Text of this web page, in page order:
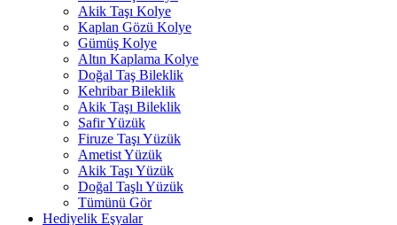
Akik Taşı Kolye
Kaplan Gözü Kolye
Gümüş Kolye
Altın Kaplama Kolye
Doğal Taş Bileklik
Kehribar Bileklik
Akik Taşı Bileklik
Safir Yüzük
Firuze Taşı Yüzük
Ametist Yüzük
Akik Taşı Yüzük
Doğal Taşlı Yüzük
Tümünü Gör
Hediyelik Eşyalar